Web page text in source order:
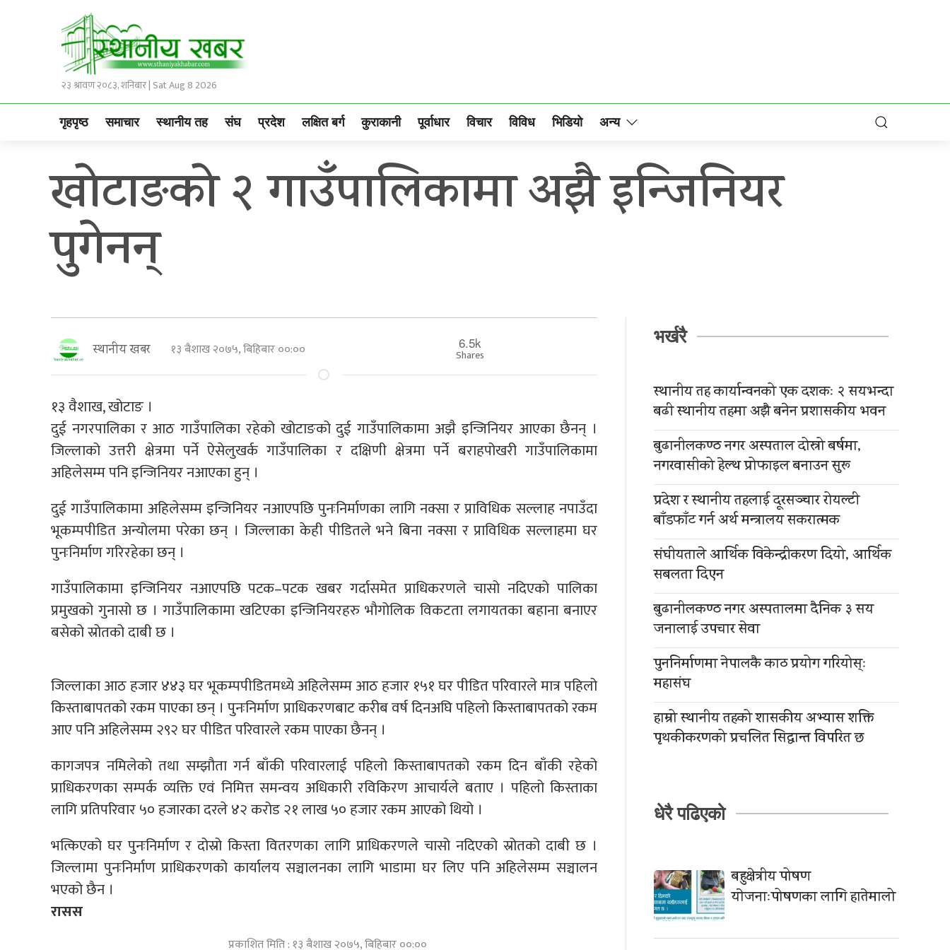
२३ श्रावण २०८३, शनिबार | Sat Aug 8 2026
गृहपृष्ठ समाचार स्थानीय तह संघ प्रदेश लक्षित बर्ग कुराकानी पूर्वाधार विचार विविध भिडियो अन्य
खोटाङको २ गाउँपालिकामा अझै इन्जिनियर
पुगेनन्
स्थानीय खबर १३ बैशाख २०७५, बिहिबार ००:०० 6.5k
Shares
१३ वैशाख, खोटाङ ।
दुई नगरपालिका र आठ गाउँपालिका रहेको खोटाङको दुई गाउँपालिकामा अझै इन्जिनियर आएका छैनन् ।
जिल्लाको उत्तरी क्षेत्रमा पर्ने ऐसेलुखर्क गाउँपालिका र दक्षिणी क्षेत्रमा पर्ने बराहपोखरी गाउँपालिकामा
अहिलेसम्म पनि इन्जिनियर नआएका हुन् ।
दुई गाउँपालिकामा अहिलेसम्म इन्जिनियर नआएपछि पुनःनिर्माणका लागि नक्सा र प्राविधिक सल्लाह नपाउँदा
भूकम्पपीडित अन्योलमा परेका छन् । जिल्लाका केही पीडितले भने बिना नक्सा र प्राविधिक सल्लाहमा घर
पुनःनिर्माण गरिरहेका छन् ।
गाउँपालिकामा इन्जिनियर नआएपछि पटक–पटक खबर गर्दासमेत प्राधिकरणले चासो नदिएको पालिका
प्रमुखको गुनासो छ । गाउँपालिकामा खटिएका इन्जिनियरहरु भौगोलिक विकटता लगायतका बहाना बनाएर
बसेको स्रोतको दाबी छ ।
जिल्लाका आठ हजार ४४३ घर भूकम्पपीडितमध्ये अहिलेसम्म आठ हजार १५१ घर पीडित परिवारले मात्र पहिलो
किस्ताबापतको रकम पाएका छन् । पुनःनिर्माण प्राधिकरणबाट करीब वर्ष दिनअघि पहिलो किस्ताबापतको रकम
आए पनि अहिलेसम्म २९२ घर पीडित परिवारले रकम पाएका छैनन् ।
कागजपत्र नमिलेको तथा सम्झौता गर्न बाँकी परिवारलाई पहिलो किस्ताबापतको रकम दिन बाँकी रहेको
प्राधिकरणका सम्पर्क व्यक्ति एवं निमित्त समन्वय अधिकारी रविकिरण आचार्यले बताए । पहिलो किस्ताका
लागि प्रतिपरिवार ५० हजारका दरले ४२ करोड २१ लाख ५० हजार रकम आएको थियो ।
भत्किएको घर पुनःनिर्माण र दोस्रो किस्ता वितरणका लागि प्राधिकरणले चासो नदिएको स्रोतको दाबी छ ।
जिल्लामा पुनःनिर्माण प्राधिकरणको कार्यालय सञ्चालनका लागि भाडामा घर लिए पनि अहिलेसम्म सञ्चालन
भएको छैन ।
रासस
प्रकाशित मिति : १३ बैशाख २०७५, बिहिबार ००:००
भर्खरै
स्थानीय तह कार्यान्वनको एक दशकः २ सयभन्दा
बढी स्थानीय तहमा अझै बनेन प्रशासकीय भवन
बुढानीलकण्ठ नगर अस्पताल दोस्रो बर्षमा,
नगरवासीको हेल्थ प्रोफाइल बनाउन सुरू
प्रदेश र स्थानीय तहलाई दूरसञ्चार रोयल्टी
बाँडफाँट गर्न अर्थ मन्त्रालय सकरात्मक
संघीयताले आर्थिक विकेन्द्रीकरण दियो, आर्थिक
सबलता दिएन
बुढानीलकण्ठ नगर अस्पतालमा दैनिक ३ सय
जनालाई उपचार सेवा
पुननिर्माणमा नेपालकै काठ प्रयोग गरियोस्ः
महासंघ
हाम्रो स्थानीय तहको शासकीय अभ्यास शक्ति
पृथकीकरणको प्रचलित सिद्धान्त विपरित छ
धेरै पढिएको
बहुक्षेत्रीय पोषण
याेजनाःपोषणका लागि हातेमालो